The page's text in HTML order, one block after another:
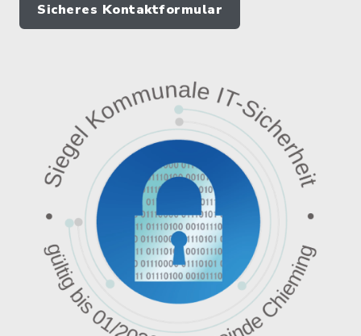
Sicheres Kontaktformular